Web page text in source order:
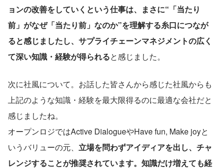
ョンの改善をしていくという仕事は、まさに“「当たり
前」がなぜ「当たり前」なのか”を理解する糸口につなが
ると感じましたし、サプライチェーンマネジメントの広く
て深い知識・経験が得られると感じました。
次に社風について。お話した皆さんから感じた社風からも
上記のような知識・経験を最大限得るのに最適な会社だと
感じましたね。
オープンロジではActive DialogueやHave fun, Make joyと
いうバリューの元、 立場を問わずアイディアを出し、チャ
レンジすることが推奨されています。知識だけ増えても経